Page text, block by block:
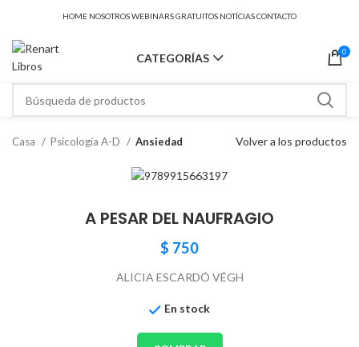
HOME NOSOTROSWEBINARS GRATUITOS NOTÍCIASCONTACTO
CATEGORÍAS 0
Casa Psicología A-D Ansiedad Volver a los productos
A PESAR DEL NAUFRAGIO
$ 750
ALICIA ESCARDÓ VÉGH
En stock